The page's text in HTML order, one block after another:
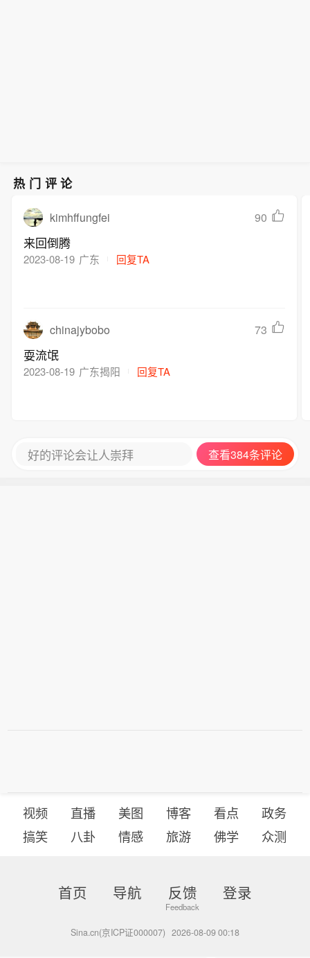
热门评论
kimhffungfei 90
来回倒腾
2023-08-19 广东 回复TA
chinajybobo 73
耍流氓
2023-08-19 广东揭阳 回复TA
好的评论会让人崇拜 查看384条评论
视频 直播 美图 博客 看点
政务
搞笑
八卦 情感 旅游 佛学 众测
首页 导航 反馈 登录
Sina.cn(京ICP证000007) 2026-08-09 00:18